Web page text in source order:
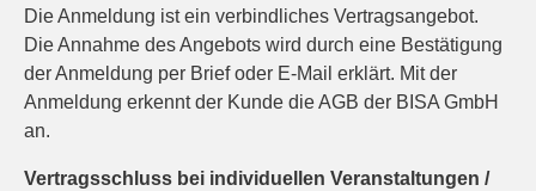
Die Anmeldung ist ein verbindliches Vertragsangebot.
Die Annahme des Angebots wird durch eine Bestätigung
der Anmeldung per Brief oder E-Mail erklärt. Mit der
Anmeldung erkennt der Kunde die AGB der BISA GmbH
an.
Vertragsschluss bei individuellen Veranstaltungen /